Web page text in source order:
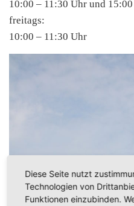
10:00 – 11:30 Uhr und
freitags:
10:00 – 11:30 Uhr
Diese Seite nutzt
Technologien von
Funktionen einzubinden.